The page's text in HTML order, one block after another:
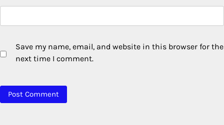
Save my name, email, and website in this browser for the
next time I comment.